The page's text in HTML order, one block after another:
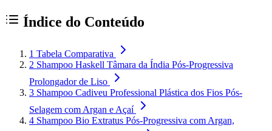
Índice do Conteúdo
1 Tabela Comparativa
2 Shampoo Haskell Tâmara da Índia Pós-Progressiva
Prolongador de Liso
3 Shampoo Cadiveu Professional Plástica dos Fios Pós-
Selagem com Argan e Açaí
4 Shampoo Bio Extratus Pós-Progressiva com Argan,